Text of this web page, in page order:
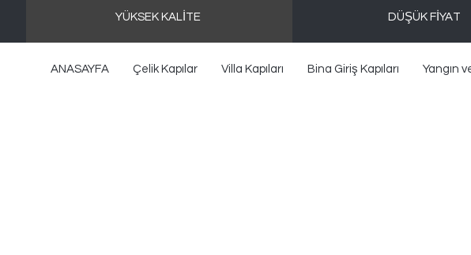
YÜKSEK KALİTE DÜŞÜK FİYAT
ANASAYFA Çelik Kapılar Villa Kapıları Bina Giriş Kapıları Yangın